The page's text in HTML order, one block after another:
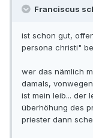
Franciscus
ist schon gut,
persona christi"
wer das nämlich
damals,
ist mein leib... der
überhöhung des
priester dann